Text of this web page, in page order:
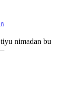
nimadan bu